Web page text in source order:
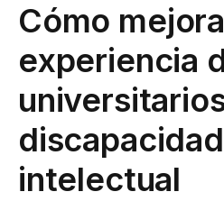
Cómo
experiencia
discapacidad
intelectual